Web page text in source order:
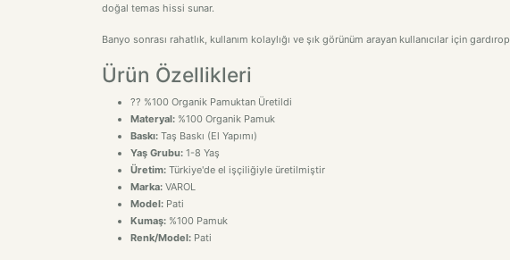
doğal temas hissi sunar.
Banyo sonrası rahatlık, kullanım kolaylığı ve şık görünüm arayan kullanıcılar için
Ürün Özellikleri
?? %100 Organik Pamuktan Üretildi
Materyal: %100 Organik Pamuk
Baskı: Taş Baskı (El Yapımı)
Yaş Grubu: 1-8 Yaş
Üretim: Türkiye'de el işçiliğiyle üretilmiştir
Marka: VAROL
Model: Pati
Kumaş: %100 Pamuk
Renk/Model: Pati